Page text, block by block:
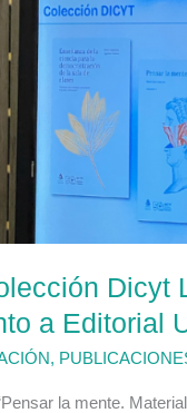
Dicyt
a Editorial
,
la mente.